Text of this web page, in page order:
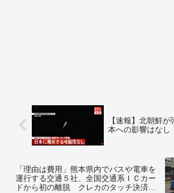
【速報】北朝鮮
本への影響はな
「理由は費用」熊本県内でバスや電車を
運行する交通５社、全国交通系ＩＣカー
ドから初の離脱 クレカのタッチ決済や